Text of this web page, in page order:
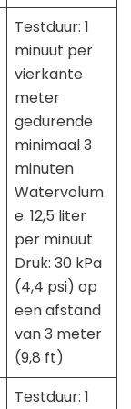
Testduur: 1
minuut per
vierkante
meter
gedurende
minimaal 3
minuten
Watervolum
e: 12,5 liter
per minuut
Druk: 30 kPa
(4,4 psi) op ​​
een afstand
van 3 meter
(9,8 ft)
Testduur: 1